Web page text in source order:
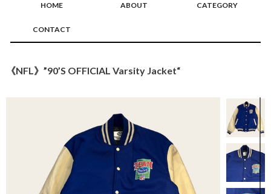
HOME ABOUT CATEGORY
CONTACT
《NFL》”90’S OFFICIAL Varsity Jacket“